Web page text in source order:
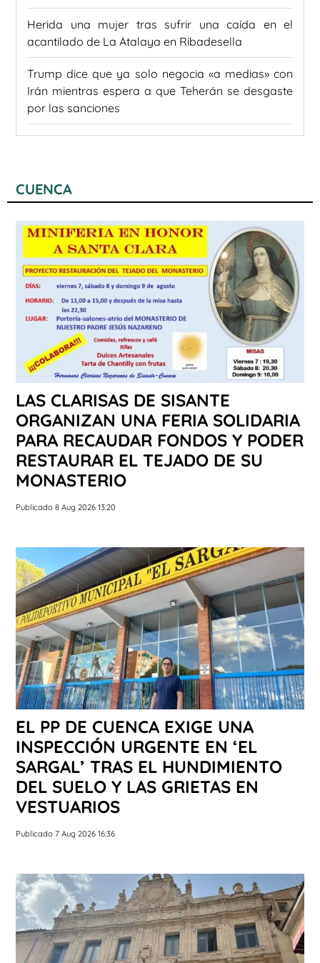
Herida una mujer tras sufrir una caída en el
acantilado de La Atalaya en Ribadesella
Trump dice que ya solo negocia «a medias» con
Irán mientras espera a que Teherán se desgaste
por las sanciones
CUENCA
LAS CLARISAS DE SISANTE
ORGANIZAN UNA FERIA SOLIDARIA
PARA RECAUDAR FONDOS Y PODER
RESTAURAR EL TEJADO DE SU
MONASTERIO
Publicado 8 Aug 2026 13:20
EL PP DE CUENCA EXIGE UNA
INSPECCIÓN URGENTE EN ‘EL
SARGAL’ TRAS EL HUNDIMIENTO
DEL SUELO Y LAS GRIETAS EN
VESTUARIOS
Publicado 7 Aug 2026 16:36